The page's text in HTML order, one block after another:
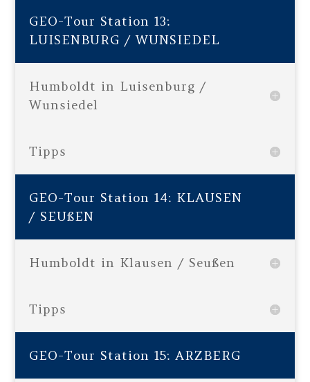
GEO-Tour Station 13:
LUISENBURG / WUNSIEDEL
Humboldt in Luisenburg /
Wunsiedel
Tipps
GEO-Tour Station 14: KLAUSEN
/ SEUßEN
Humboldt in Klausen / Seußen
Tipps
GEO-Tour Station 15: ARZBERG